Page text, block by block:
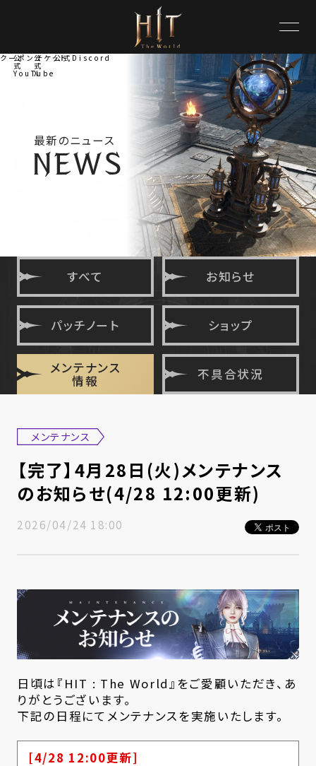
クーポンチケット
公
式
YouTube
公
式
X
公式Discord
最新のニュース
すべて お知らせ
パッチノート ショップ
メンテナンス
情報 不具合状況
メンテナンス
【完了】4月28日(火)メンテナンス
のお知らせ(4/28 12:00更新)
2026/04/24 18:00
日頃は『HIT : The World』をご愛顧いただき、あ
りがとうございます。
下記の日程にてメンテナンスを実施いたします。
[4/28 12:00更新]